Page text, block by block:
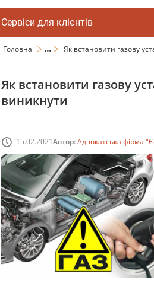
Сервіси для клієнтів
Головна ... Як встановити газову
Як встановити газову
виникнути
15.02.2021Автор:Адвокатська фірма